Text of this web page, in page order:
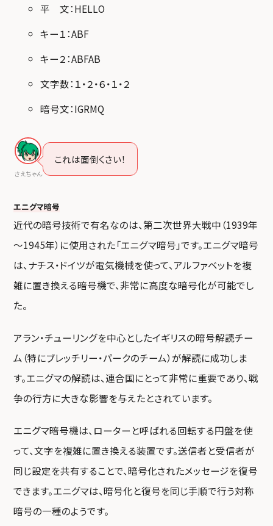
平 文：HELLO
キー１：ABF
キー２：ABFAB
文字数：１・２・６・１・２
暗号文：IGRMQ
さえちゃん
これは面倒くさい！
エニグマ暗号
近代の暗号技術で有名なのは、第二次世界大戦中（1939年
～1945年）に使用された「エニグマ暗号」です。エニグマ暗号
は、ナチス・ドイツが電気機械を使って、アルファベットを複
雑に置き換える暗号機で、非常に高度な暗号化が可能でし
た。
アラン・チューリングを中心としたイギリスの暗号解読チー
ム（特にブレッチリー・パークのチーム）が解読に成功しま
す。エニグマの解読は、連合国にとって非常に重要であり、戦
争の行方に大きな影響を与えたとされています。
エニグマ暗号機は、ローターと呼ばれる回転する円盤を使
って、文字を複雑に置き換える装置です。送信者と受信者が
同じ設定を共有することで、暗号化されたメッセージを復号
できます。エニグマは、暗号化と復号を同じ手順で行う対称
暗号の一種のようです。